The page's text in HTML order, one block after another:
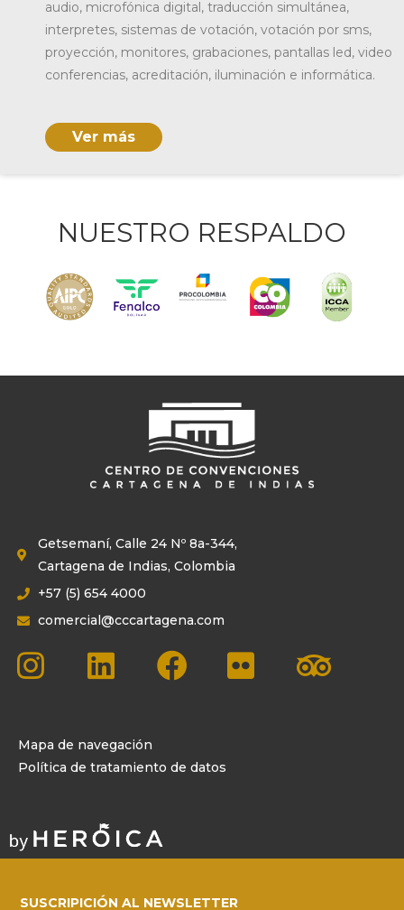
audio, microfónica digital, traducción simultánea,
interpretes, sistemas de votación, votación por sms,
proyección, monitores, grabaciones, pantallas led, video
conferencias, acreditación, iluminación e informática.
Ver más
NUESTRO RESPALDO
Getsemaní, Calle 24 Nº 8a-344,
Cartagena de Indias, Colombia
+57 (5) 654 4000
comercial@cccartagena.com
Mapa de navegación
Política de tratamiento de datos
SUSCRIPICIÓN AL NEWSLETTER